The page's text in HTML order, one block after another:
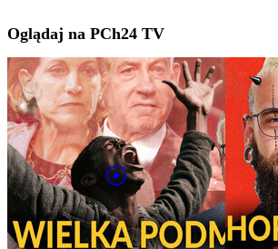
Oglądaj na PCh24 TV